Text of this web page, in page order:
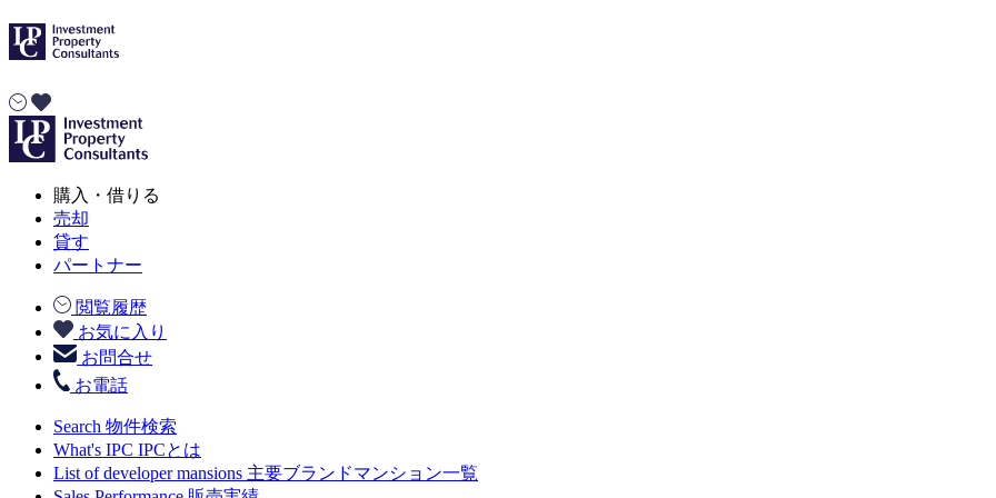
購入・借りる
売却
貸す
パートナー
閲覧履歴
お気に入り
お問合せ
お電話
Search 物件検索
What's IPC IPCとは
List of developer mansions 主要ブランドマンション一覧